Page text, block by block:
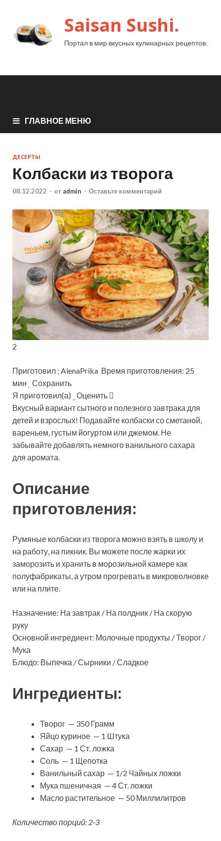
Saisan Sushi.
Портал в мир вкусных кулинарных рецептов.
ГЛАВНОЕ МЕНЮ
ДЕСЕРТЫ
Колбаски из творога
08.12.2022 - от admin - Оставьте комментарий
2
Приготовил : AlenaPrika Время приготовления: 25
мин
Сохранить
Я приготовил(а)
Оценить
Вкусный вариант сытного и полезного завтрака для
детей и взрослых! Подавайте колбаски со сметаной,
вареньем, густым йогуртом или джемом. Не
забывайте добавлять немного ванильного сахара
для аромата.
Описание
приготовления:
Румяные колбаски из творога можно взять в школу и
на работу, на пикник. Вы можете после жарки их
заморозить и хранить в морозильной камере как
полуфабрикаты, а утром прогревать в микроволновке
или на плите.
Назначение: На завтрак / На полдник / На скорую
руку
Основной ингредиент: Молочные продукты / Творог /
Мука
Блюдо: Выпечка / Сырники / Сладкое
Ингредиенты:
Творог — 350 Грамм
Яйцо куриное — 1 Штука
Сахар — 1 Ст. ложка
Соль — 1 Щепотка
Ванильный сахар — 1/2 Чайных ложки
Мука пшеничная — 4 Ст. ложки
Масло растительное — 50 Миллилитров
Количество порций: 2-3